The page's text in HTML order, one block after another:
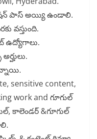
పాస్ అయ్యి ఉండాలి.
వస్తుంది.
ఉద్యోగాలు.
sensitive content,
work and గూగుల్
కాలెండర్ &గూగుల్